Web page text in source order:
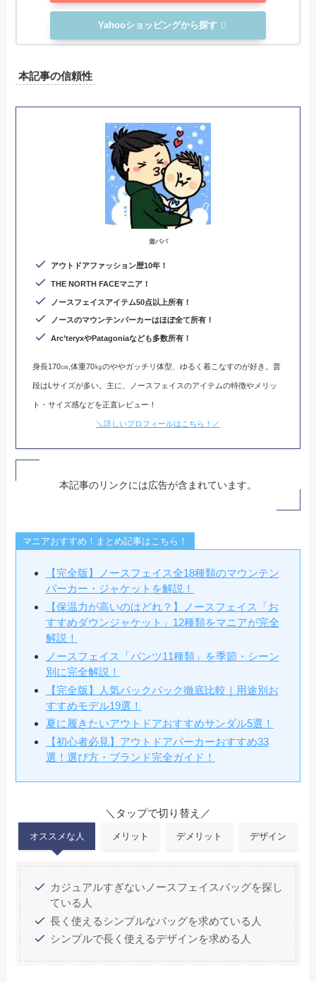
Yahooショッピングから探す
本記事の信頼性
遊パパ
アウトドアファッション歴10年！
THE NORTH FACEマニア！
ノースフェイスアイテム50点以上所有！
ノースのマウンテンパーカーはほぼ全て所有！
Arc’teryxやPatagoniaなども多数所有 ！
身長170㎝,体重70㎏のややガッチリ体型、ゆるく着こなすのが好き。普
段はLサイズが多い。主に、ノースフェイスのアイテムの特徴やメリッ
ト・サイズ感などを正直レビュー！
＼詳しいプロフィールはこちら！／
本記事のリンクには広告が含まれています。
マニアおすすめ！まとめ記事はこちら！
【完全版】ノースフェイス全18種類のマウンテン
パーカー・ジャケットを解説！
【保温力が高いのはどれ？】ノースフェイス「お
すすめダウンジャケット」12種類をマニアが完全
解説！
ノースフェイス「パンツ11種類」を季節・シーン
別に完全解説！
【完全版】人気バックパック徹底比較｜用途別お
すすめモデル19選！
夏に履きたいアウトドアおすすめサンダル5選！
【初心者必見】アウトドアパーカーおすすめ33
選！選び方・ブランド完全ガイド！
＼タップで切り替え／
オススメな人 メリット デメリット デザイン
カジュアルすぎないノースフェイスバッグを探し
ている人
長く使えるシンプルなバッグを求めている人
シンプルで長く使えるデザインを求める人